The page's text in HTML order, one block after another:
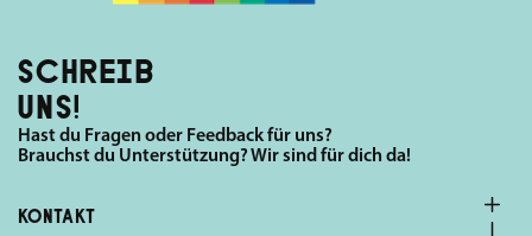
SCHREIB
UNS!
Hast du Fragen oder Feedback für uns?
Brauchst du Unterstützung? Wir sind für dich da!
KONTAKT